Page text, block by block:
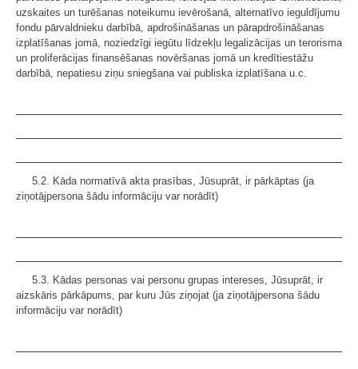
uzskaites un turēšanas noteikumu ievērošanā, alternatīvo ieguldījumu
fondu pārvaldnieku darbībā, apdrošināšanas un pārapdrošināšanas
izplatīšanas jomā, noziedzīgi iegūtu līdzekļu legalizācijas un terorisma
un proliferācijas finansēšanas novēršanas jomā un kredītiestāžu
darbībā, nepatiesu ziņu sniegšana vai publiska izplatīšana u.c.
5.2. Kāda normatīvā akta prasības, Jūsuprāt, ir pārkāptas (ja
ziņotājpersona šādu informāciju var norādīt)
5.3. Kādas personas vai personu grupas intereses, Jūsuprāt, ir
aizskāris pārkāpums, par kuru Jūs ziņojat (ja ziņotājpersona šādu
informāciju var norādīt)